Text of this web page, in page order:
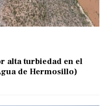
alta turbiedad en el
de Hermosillo)